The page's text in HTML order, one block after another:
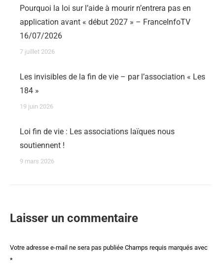
Pourquoi la loi sur l’aide à mourir n’entrera pas en
application avant « début 2027 » – FranceInfoTV
16/07/2026
7 juillet 2026
Les invisibles de la fin de vie – par l’association « Les
184 »
19 juin 2026
Loi fin de vie : Les associations laïques nous
soutiennent !
9 mars 2026
Laisser un commentaire
Votre adresse e-mail ne sera pas publiée Champs requis marqués avec
*